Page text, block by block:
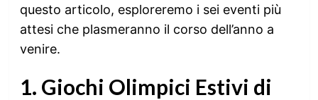
questo articolo, esploreremo i sei eventi più
attesi che plasmeranno il corso dell’anno a
venire.
1. Giochi Olimpici Estivi di